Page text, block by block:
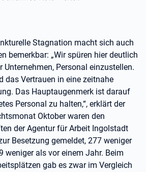
Stagnation macht sich auch
bemerkbar: „Wir spüren hier deutlich
Personal einzustellen.
das Vertrauen in eine zeitnahe
Das Hauptaugenmerk ist darauf
Personal zu halten,“, erklärt der
Oktober waren den
der Agentur für Arbeit Ingolstadt
Besetzung gemeldet, 277 weniger
weniger als vor einem Jahr. Beim
gab es zwar im Vergleich